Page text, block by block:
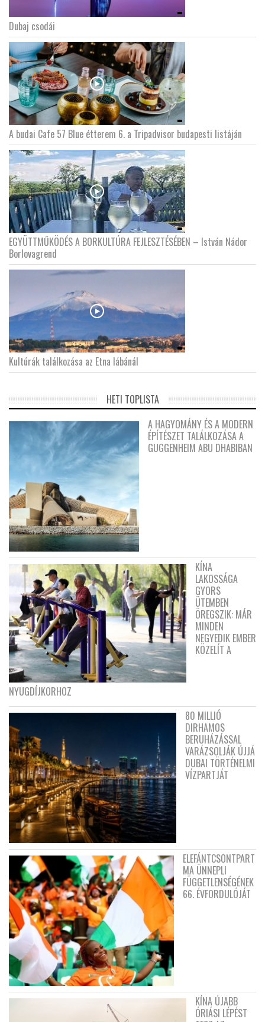
Dubaj csodái
A budai Cafe 57 Blue étterem 6. a Tripadvisor budapesti listáján
EGYÜTTMŰKÖDÉS A BORKULTÚRA FEJLESZTÉSÉBEN – István Nádor
Borlovagrend
Kultúrák találkozása az Etna lábánál
HETI TOPLISTA
A HAGYOMÁNY ÉS A MODERN
ÉPÍTÉSZET TALÁLKOZÁSA A
GUGGENHEIM ABU DHABIBAN
KÍNA
LAKOSSÁGA
GYORS
ÜTEMBEN
ÖREGSZIK: MÁR
MINDEN
NEGYEDIK EMBER
KÖZELÍT A
NYUGDÍJKORHOZ
80 MILLIÓ
DIRHAMOS
BERUHÁZÁSSAL
VARÁZSOLJÁK ÚJJÁ
DUBAI TÖRTÉNELMI
VÍZPARTJÁT
ELEFÁNTCSONTPART
MA ÜNNEPLI
FÜGGETLENSÉGÉNEK
66. ÉVFORDULÓJÁT
KÍNA ÚJABB
ÓRIÁSI LÉPÉST